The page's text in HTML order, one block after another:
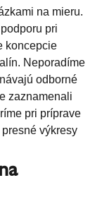
na mieru.
pri
koncepcie
Neporadíme
odborné
zaznamenali
pri príprave
výkresy